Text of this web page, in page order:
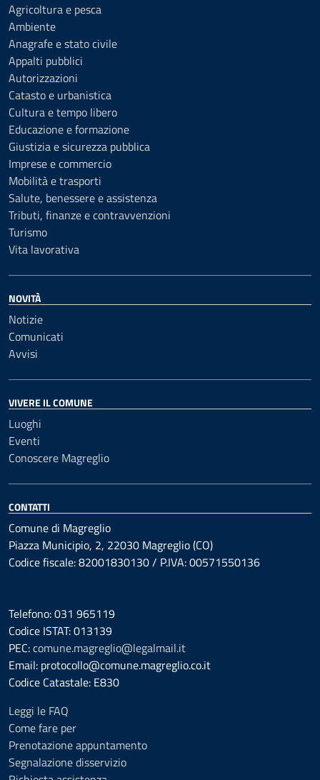
Agricoltura e pesca
Ambiente
Anagrafe e stato civile
Appalti pubblici
Autorizzazioni
Catasto e urbanistica
Cultura e tempo libero
Educazione e formazione
Giustizia e sicurezza pubblica
Imprese e commercio
Mobilità e trasporti
Salute, benessere e assistenza
Tributi, finanze e contravvenzioni
Turismo
Vita lavorativa
NOVITÀ
Notizie
Comunicati
Avvisi
VIVERE IL COMUNE
Luoghi
Eventi
Conoscere Magreglio
CONTATTI
Comune di Magreglio
Piazza Municipio, 2, 22030 Magreglio (CO)
Codice fiscale: 82001830130 / P.IVA: 00571550136
Telefono: 031 965119
Codice ISTAT: 013139
PEC:comune.magreglio@legalmail.it
Email: protocollo@comune.magreglio.co.it
Codice Catastale: E830
Leggi le FAQ
Come fare per
Prenotazione appuntamento
Segnalazione disservizio